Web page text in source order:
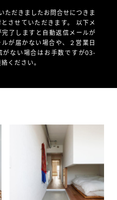
ただきましたお問合せにつきま
させていただきます。 以下メ
了しますと自動返信メールが
が届かない場合や、
２営業日
がない場合はお手数ですが03-
ください。